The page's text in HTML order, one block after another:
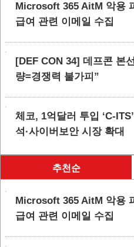
Microsoft 365 AitM 악용
급여 관련 이메일 수집
[DEF CON 34] 데프콘 본
량=경쟁력 불가피”
체코, 1억달러 투입 ‘C-
석·사이버보안 시장 확대
추천순
Microsoft 365 AitM 악용
급여 관련 이메일 수집